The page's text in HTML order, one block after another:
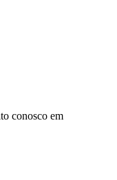
conosco em